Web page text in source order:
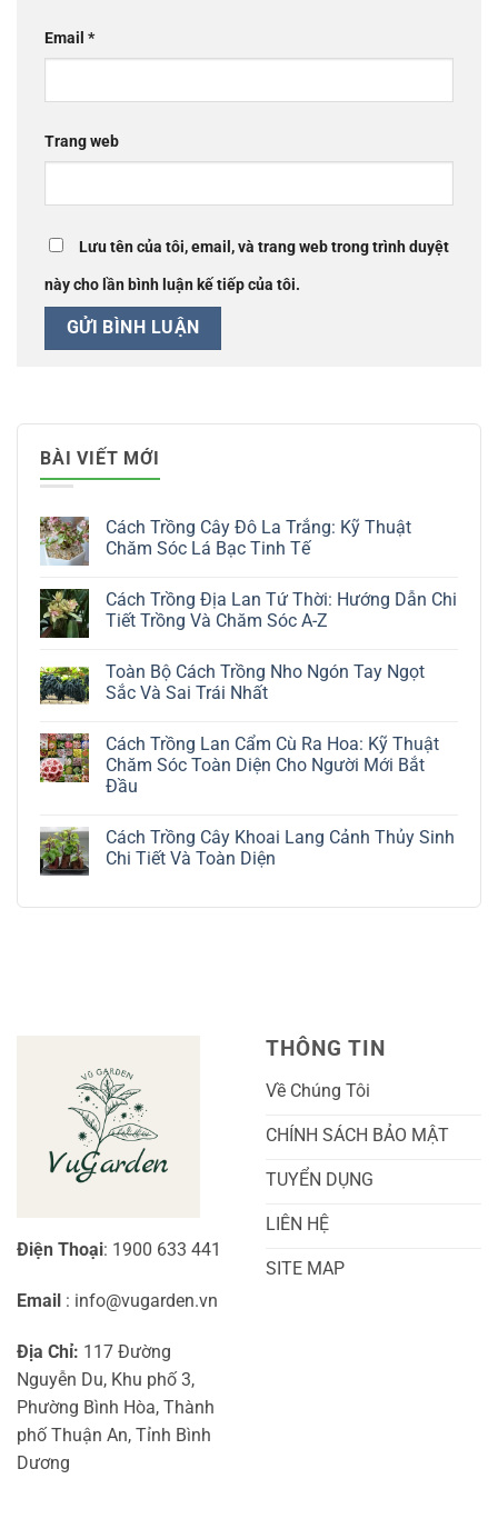
Email *
Trang web
Lưu tên của tôi, email, và trang web trong trình duyệt
này cho lần bình luận kế tiếp của tôi.
BÀI VIẾT MỚI
Cách Trồng Cây Đô La Trắng: Kỹ Thuật
Chăm Sóc Lá Bạc Tinh Tế
bình
luận
Cây
Đô
La
Thuật
Chăm
Sóc
Lá
Tế
Cách Trồng Địa Lan Tứ Thời: Hướng Dẫn Chi
Tiết Trồng Và Chăm Sóc A-Z
bình
luận
ở
Địa
Lan
Tứ
Thời:
Chi
Tiết
Trồng
Toàn Bộ Cách Trồng Nho Ngón Tay Ngọt
Sắc Và Sai Trái Nhất
bình
luận
ở
Toàn
Trồng
Nho
Ngón
Cách Trồng Lan Cẩm Cù Ra Hoa: Kỹ Thuật
Chăm Sóc Toàn Diện Cho Người Mới Bắt
Đầu
bình
luận
ở
Lan
Cho
Người
Mới
Bắt
Đầu
Cách Trồng Cây Khoai Lang Cảnh Thủy Sinh
Chi Tiết Và Toàn Diện
bình
Chi
Tiết
Và
Toàn
Diện
Điện Thoại: 1900 633 441
Email : info@vugarden.vn
Địa Chỉ: 117 Đường
Nguyễn Du, Khu phố 3,
Phường Bình Hòa, Thành
phố Thuận An, Tỉnh Bình
Dương
THÔNG TIN
Về Chúng Tôi
CHÍNH SÁCH BẢO MẬT
TUYỂN DỤNG
LIÊN HỆ
SITE MAP